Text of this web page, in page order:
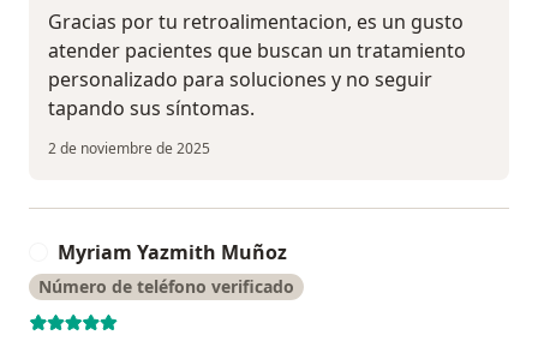
Gracias por tu retroalimentacion, es un gusto
atender pacientes que buscan un tratamiento
personalizado para soluciones y no seguir
tapando sus síntomas.
2 de noviembre de 2025
Myriam Yazmith Muñoz
Número de teléfono verificado